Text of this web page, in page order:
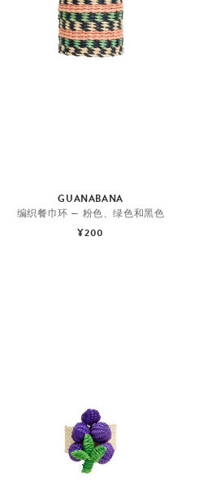
GUANABANA
编织餐巾环 — 粉色、绿色和黑色
¥200